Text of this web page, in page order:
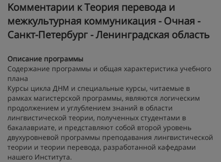
Kомментарии к Теория перевода и
межкультурная коммуникация - Очная -
Санкт-Петербург - Ленинградская область
Описание программы
Содержание программы и общая характеристика учебного
плана
Курсы цикла ДНМ и специальные курсы, читаемые в
рамках магистерской программы, являются логическим
продолжением и углублением знаний в области
лингвистической теории, полученных студентами в
бакалавриате, и представляют собой второй уровень
двухуровневой программы преподавания лингвистической
теории и теории перевода, разработанной кафедрами
нашего Института.